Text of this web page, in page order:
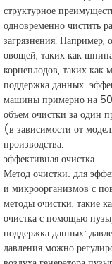
структурное
одновременно чистить
загрязнения. Например,
овощей, таких как
корнеплодов, таких как
поддержка данных:
машины примерно на
объем очистки за один
(в зависимости от
производства.
эффективная очистка
Метод очистки: для
и микроорганизмов с
методы очистки, такие
очистка с помощью
поддержка данных:
давления можно